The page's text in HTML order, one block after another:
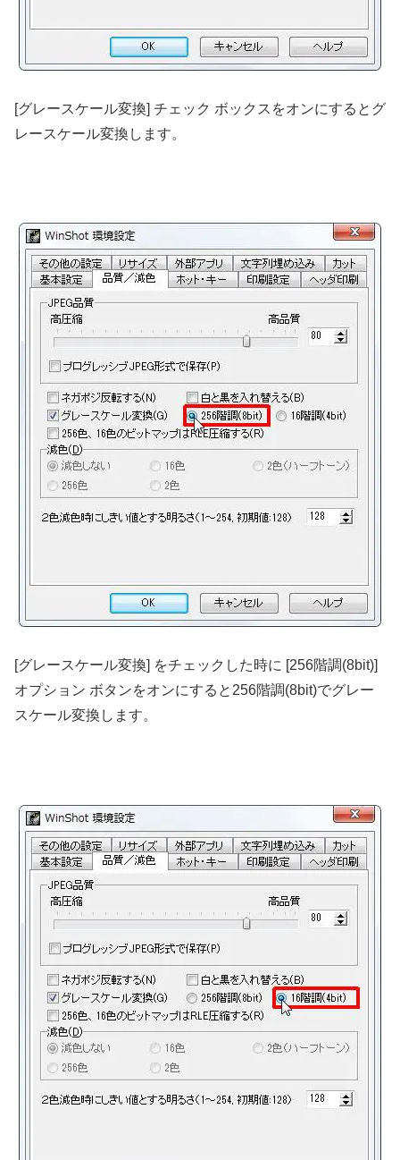
[グレースケール変換] チェック ボックスをオンにするとグ
レースケール変換します。
[グレースケール変換] をチェックした時に [256階調(8bit)]
オプション ボタンをオンにすると256階調(8bit)でグレー
スケール変換します。